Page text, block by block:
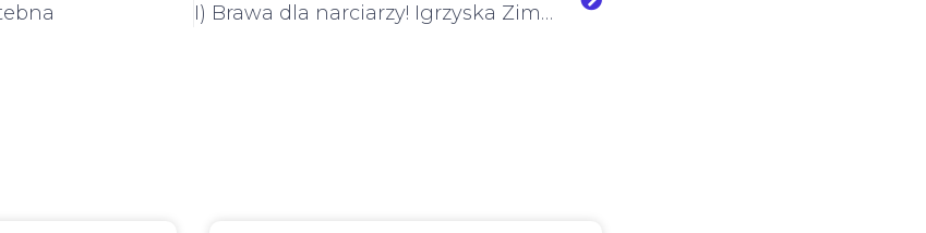
I) Brawa dla narciarzy! Igrzyska Zimowe